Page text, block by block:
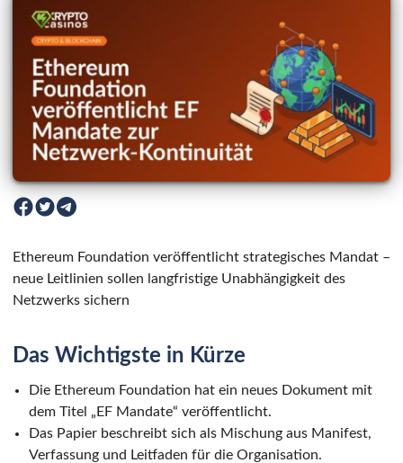
Ethereum Foundation veröffentlicht strategisches Mandat –
neue Leitlinien sollen langfristige Unabhängigkeit des
Netzwerks sichern
Das Wichtigste in Kürze
Die Ethereum Foundation hat ein neues Dokument mit
dem Titel „EF Mandate“ veröffentlicht.
Das Papier beschreibt sich als Mischung aus Manifest,
Verfassung und Leitfaden für die Organisation.